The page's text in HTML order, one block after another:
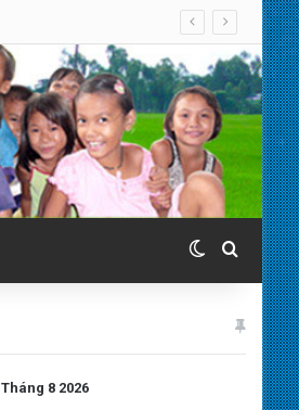
Switch skin
Search
Tháng 8 2026